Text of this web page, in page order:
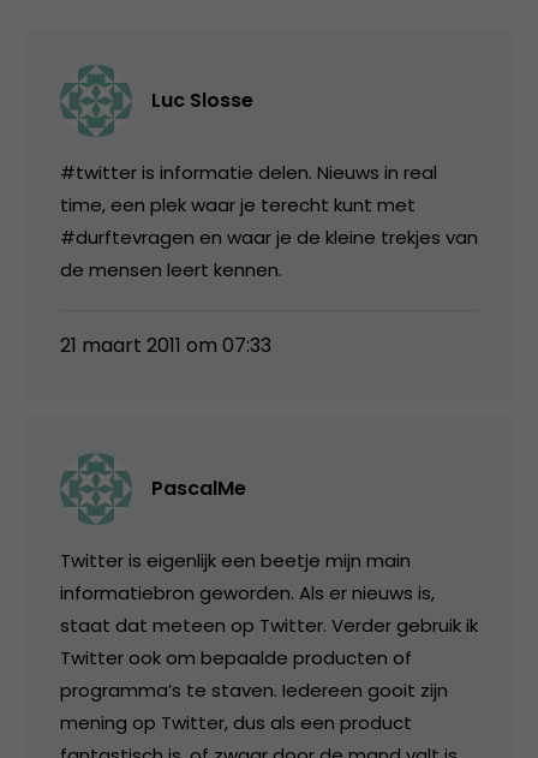
Luc Slosse
#twitter is informatie delen. Nieuws in real
time, een plek waar je terecht kunt met
#durftevragen en waar je de kleine trekjes van
de mensen leert kennen.
21 maart 2011 om 07:33
PascalMe
Twitter is eigenlijk een beetje mijn main
informatiebron geworden. Als er nieuws is,
staat dat meteen op Twitter. Verder gebruik ik
Twitter ook om bepaalde producten of
programma’s te staven. Iedereen gooit zijn
mening op Twitter, dus als een product